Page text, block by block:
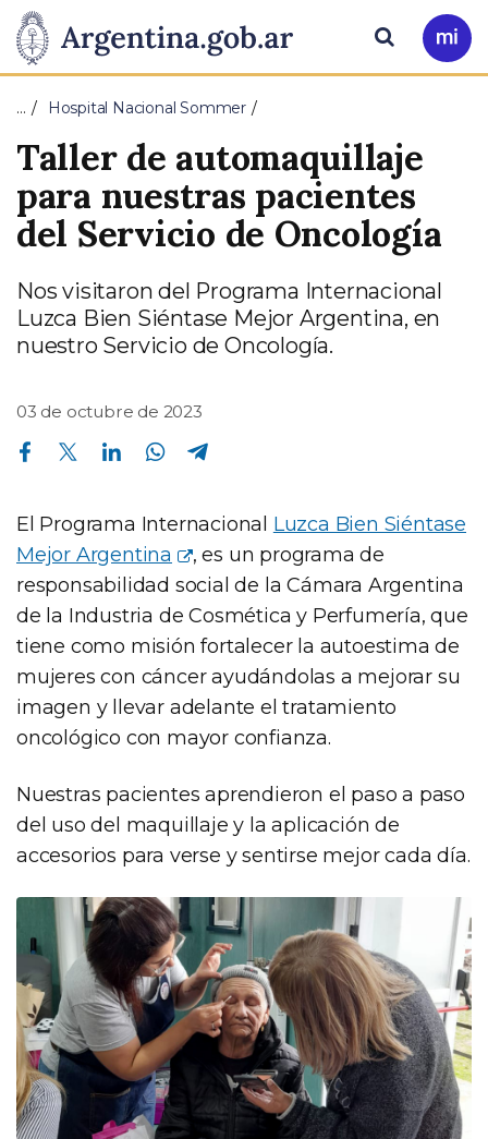
Presidencia
de
la
Nación
Pasar al contenido principal
Ir
a
Buscar
… Hospital Nacional Sommer
Taller de automaquillaje
para nuestras pacientes
del Servicio de Oncología
Nos visitaron del Programa Internacional
Luzca Bien Siéntase Mejor Argentina, en
nuestro Servicio de Oncología.
03 de octubre de 2023
Compartir en Facebook Compartir en Twitter Compartir en Linkedin Compartir en Whatsapp
El Programa Internacional Luzca Bien Siéntase
Mejor Argentina
, es un programa de
responsabilidad social de la Cámara Argentina
de la Industria de Cosmética y Perfumería, que
tiene como misión fortalecer la autoestima de
mujeres con cáncer ayudándolas a mejorar su
imagen y llevar adelante el tratamiento
oncológico con mayor confianza.
Nuestras pacientes aprendieron el paso a paso
del uso del maquillaje y la aplicación de
accesorios para verse y sentirse mejor cada día.